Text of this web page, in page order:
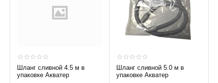
Шланг сливной 4.5 м в
упаковке Акватер
Шланг сливной 5.0 м в
упаковке Акватер